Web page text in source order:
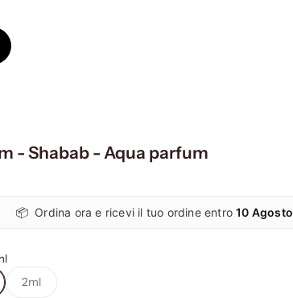
- Shabab - Aqua parfum
📦 Ordina ora e ricevi il tuo ordine entro10 Agosto
2ml